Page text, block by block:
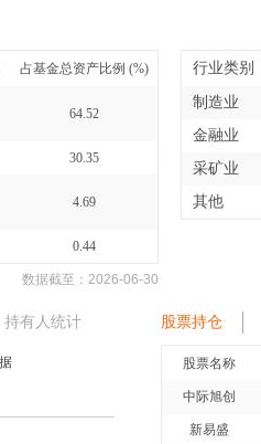
占基金总资产比例 (%)
64.52
30.35
4.69
0.44
数据截至： 2026-06-30
行业类别
制造业
金融业
采矿业
其他
持有人统计 股票持仓
股票名称
中际旭创
新易盛